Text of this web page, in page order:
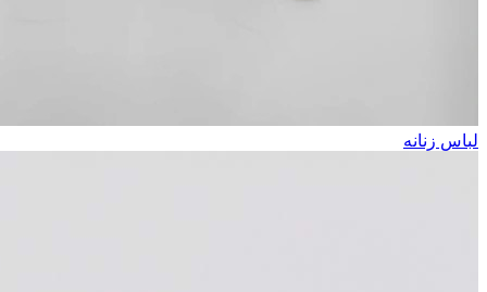
لباس زنانه